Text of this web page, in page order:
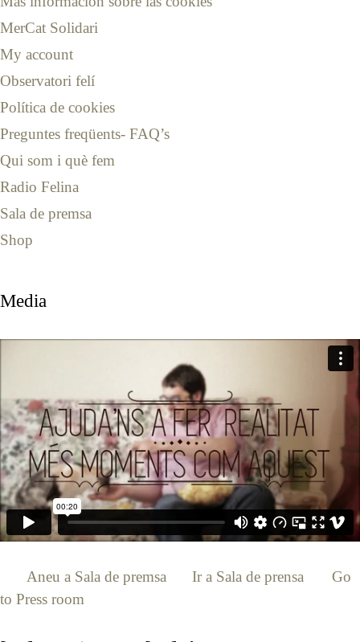
MerCat Solidari
My account
Observatori felí
Política de cookies
Preguntes freqüents- FAQ’s
Qui som i què fem
Radio Felina
Sala de premsa
Shop
Media
Aneu a Sala de premsa Ir a Sala de prensa
Go
to Press room